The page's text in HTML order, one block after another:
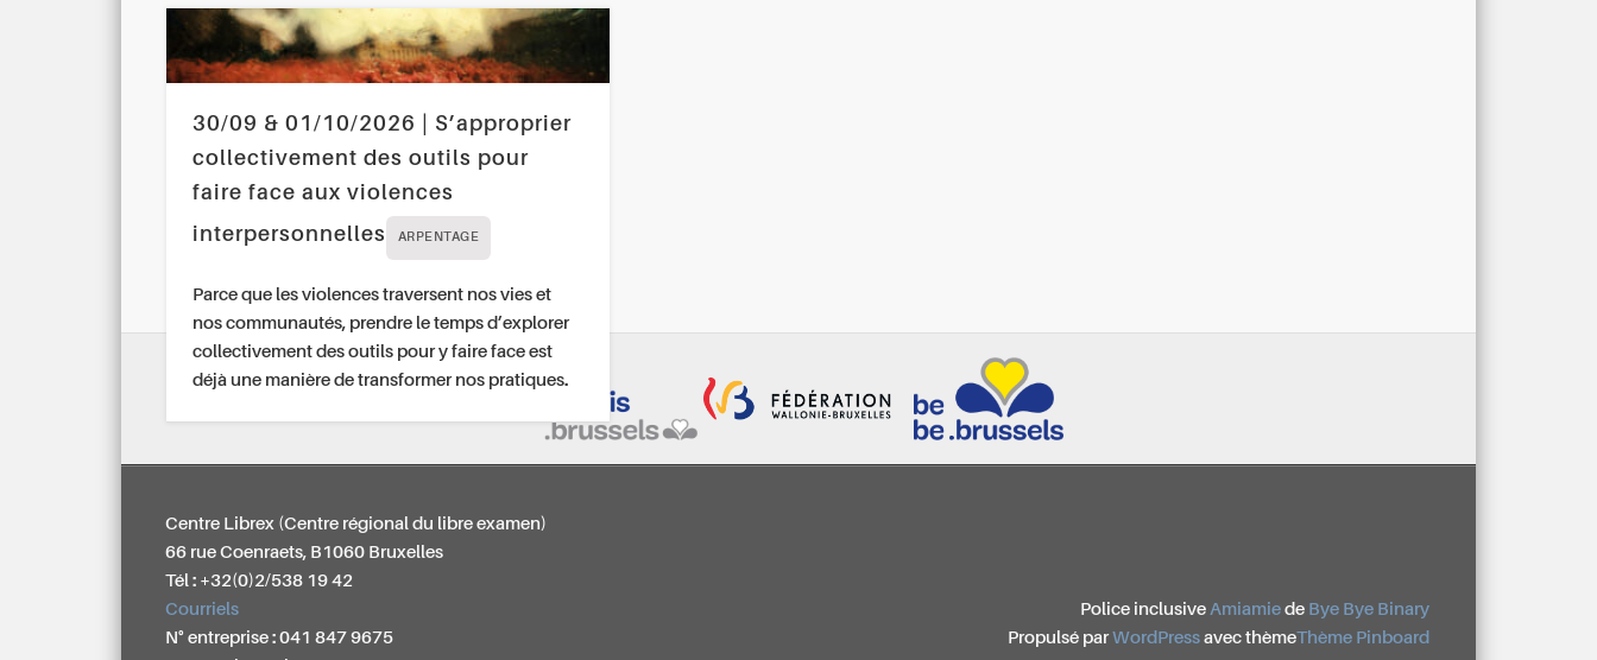
30/09 & 01/10/2026 | S’approprier
collectivement des outils pour
faire face aux violences
interpersonnelles
ARPENTAGE
Parce que les violences traversent nos vies et
nos communautés, prendre le temps d’explorer
collectivement des outils pour y faire face est
déjà une manière de transformer nos pratiques.
Centre Librex (Centre régional du libre examen)
66 rue Coenraets, B1060 Bruxelles
Tél : +32(0)2/538 19 42
Courriels
N° entreprise : 041 847 9675
Police inclusive Amiamiede Bye Bye Binary
Propulsé par WordPressavec thèmeThème Pinboard